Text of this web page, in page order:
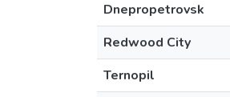
Dnepropetrovsk
Redwood City
Ternopil